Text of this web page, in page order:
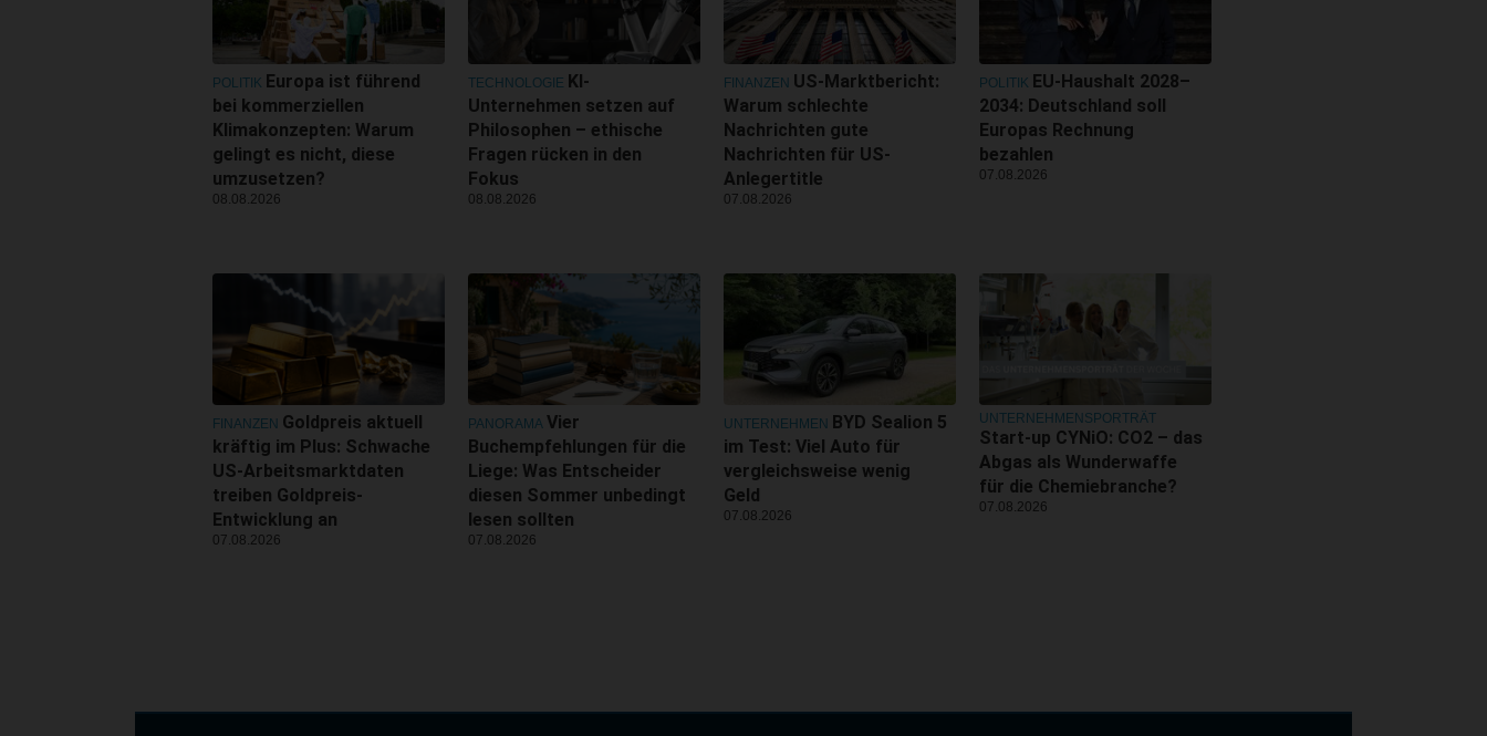
POLITIK Europa ist führend
bei kommerziellen
Klimakonzepten: Warum
gelingt es nicht, diese
umzusetzen?
08.08.2026
TECHNOLOGIE KI-
Unternehmen setzen auf
Philosophen – ethische
Fragen rücken in den
Fokus
08.08.2026
FINANZEN US-Marktbericht:
Warum schlechte
Nachrichten gute
Nachrichten für US-
Anlegertitle
07.08.2026
POLITIK EU-Haushalt 2028–
2034: Deutschland soll
Europas Rechnung
bezahlen
07.08.2026
FINANZEN Goldpreis aktuell
kräftig im Plus: Schwache
US-Arbeitsmarktdaten
treiben Goldpreis-
Entwicklung an
07.08.2026
PANORAMA Vier
Buchempfehlungen für die
Liege: Was Entscheider
diesen Sommer unbedingt
lesen sollten
07.08.2026
UNTERNEHMEN BYD Sealion 5
im Test: Viel Auto für
vergleichsweise wenig
Geld
07.08.2026
UNTERNEHMENSPORTRÄT
Start-up CYNiO: CO2 – das
Abgas als Wunderwaffe
für die Chemiebranche?
07.08.2026